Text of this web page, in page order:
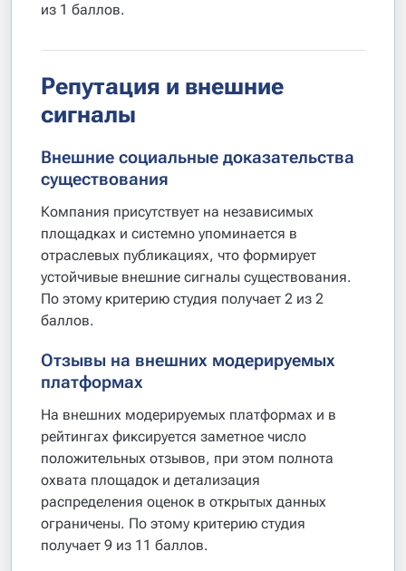
из 1 баллов.
Репутация и внешние
сигналы
Внешние социальные доказательства
существования
Компания присутствует на независимых
площадках и системно упоминается в
отраслевых публикациях, что формирует
устойчивые внешние сигналы существования.
По этому критерию студия получает 2 из 2
баллов.
Отзывы на внешних модерируемых
платформах
На внешних модерируемых платформах и в
рейтингах фиксируется заметное число
положительных отзывов, при этом полнота
охвата площадок и детализация
распределения оценок в открытых данных
ограничены. По этому критерию студия
получает 9 из 11 баллов.